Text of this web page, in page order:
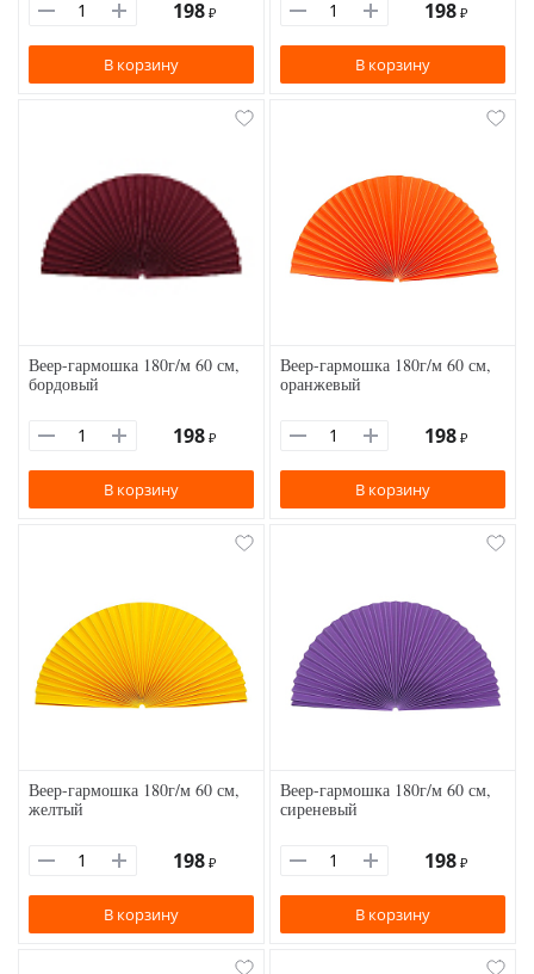
198 ₽
В корзину
198 ₽
В корзину
Веер-гармошка 180г/м 60 см,
бордовый
198 ₽
В корзину
Веер-гармошка 180г/м 60 см,
оранжевый
198 ₽
В корзину
Веер-гармошка 180г/м 60 см,
желтый
198 ₽
В корзину
Веер-гармошка 180г/м 60 см,
сиреневый
198 ₽
В корзину